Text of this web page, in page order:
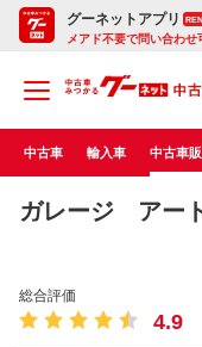
グーネットアプリ
メアド不要で問い合わせ
中古車 輸入車 中古車
ガレージ アー
総合評価
4.9